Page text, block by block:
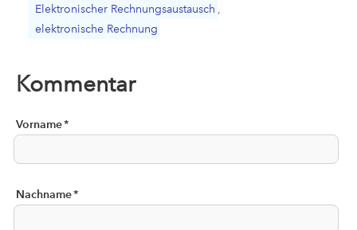
Elektronischer Rechnungsaustausch
elektronische Rechnung
Kommentar
Vorname*
Nachname*